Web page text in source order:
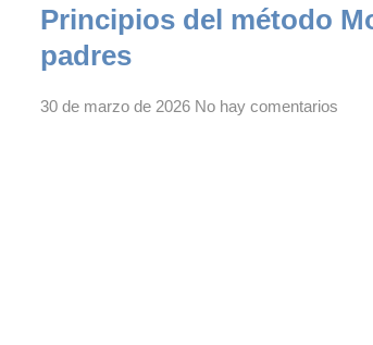
Principios del método
padres
30 de marzo de 2026 No hay comentarios